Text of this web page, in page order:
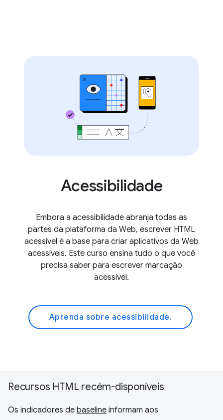
Acessibilidade
Embora a acessibilidade abranja todas as
partes da plataforma da Web, escrever HTML
acessível é a base para criar aplicativos da Web
acessíveis. Este curso ensina tudo o que você
precisa saber para escrever marcação
acessível.
Aprenda sobre acessibilidade.
Recursos HTML recém-disponíveis
Os indicadores de baseline informam aos